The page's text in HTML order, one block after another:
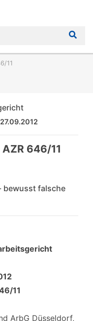
11
27.09.2012
646/11
bewusst falsche
11
ArbG Düsseldorf,